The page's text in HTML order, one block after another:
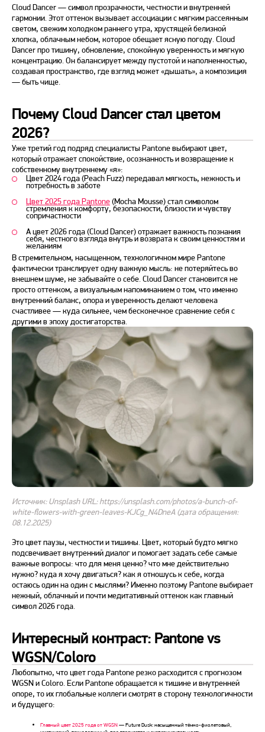
Cloud Dancer — символ прозрачности, честности и внутренней
гармонии. Этот оттенок вызывает ассоциации с мягким рассеянным
светом, свежим холодком раннего утра, хрустящей белизной
хлопка, облачным небом, которое обещает ясную погоду. Cloud
Dancer про тишину, обновление, спокойную уверенность и мягкую
концентрацию. Он балансирует между пустотой и наполненностью,
создавая пространство, где взгляд может «дышать», а композиция
— быть чище.
Почему Cloud Dancer стал цветом
2026?
Уже третий год подряд специалисты Pantone выбирают цвет,
который отражает спокойствие, осознанность и возвращение к
собственному внутреннему «я»:
Цвет 2024 года (Peach Fuzz) передавал мягкость, нежность и
потребность в заботе
Цвет 2025 года Pantone(Mocha Mousse) стал символом
стремления к комфорту, безопасности, близости и чувству
сопричастности
А цвет2026 года(Cloud Dancer) отражает важность познания
себя, честного взгляда внутрь и возврата к своим ценностям и
желаниям
В стремительном, насыщенном, технологичном мире Pantone
фактически транслирует одну важную мысль: не потеряйтесь во
внешнем шуме, не забывайте о себе. Cloud Dancer становится не
просто оттенком, а визуальным напоминанием о том, что именно
внутренний баланс, опора и уверенность делают человека
счастливее — куда сильнее, чем бесконечное сравнение себя с
другими в эпоху достигаторства.
Источник: Unsplash URL: https://unsplash.com/photos/a-bunch-of-
white-flowers-with-green-leaves-KJCg_N4DneA (дата обращения:
08.12.2025)
Это цвет паузы, честности и тишины. Цвет, который будто мягко
подсвечивает внутренний диалог и помогает задать себе самые
важные вопросы: что для меня ценно? что мне действительно
нужно? куда я хочу двигаться? как я отношусь к себе, когда
остаюсь один на один с мыслями? Именно поэтому Pantone выбирает
нежный, облачный и почти медитативный оттенок как главный
символ2026 года
Интересный контраст: Pantone vs
WGSN/Coloro
Любопытно, что цветгода Pantoneрезко расходится с прогнозом
WGSN и Coloro. Если Pantone обращается к тишине и внутренней
опоре, то их глобальные коллеги смотрят в сторону технологичности
и будущего:
Главный цвет 2025 года от WGSN— Future Dusk: насыщенный тёмно-фиолетовый,